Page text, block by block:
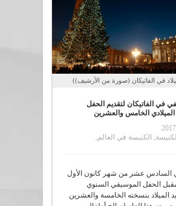
في الفاتيكان (صورة من الأرشيف))
في الفاتيكان لتقديم الحفل
الخامس والعشرين
الكنيسة في العالم
عشر من شهر كانون الأول
الحفل الموسيقي السنوي
الميلاد بنسخته الخامسة والعشرين